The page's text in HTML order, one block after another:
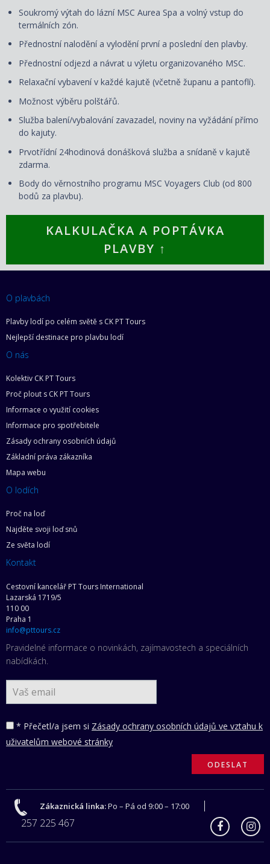
Soukromý výtah do lázní MSC Aurea Spa a volný vstup do
termálních zón.
Přednostní nalodění a vylodění první a poslední den plavby.
Přednostní odjezd a návrat u výletu organizovaného MSC.
Relaxační vybavení v každé kajutě (včetně županu a pantoflí).
Možnost výběru polštářů.
Služba balení/vybalování zavazadel, noviny na vyžádání přímo
do kajuty.
Prvotřídní 24hodinová donášková služba a snídaně v kajutě
zdarma.
Body do věrnostního programu MSC Voyagers Club (od 800
bodů za plavbu).
KALKULAČKA A POPTÁVKA
PLAVBY ↑
O plavbách
Plavby lodí po celém světě s CK PT Tours
Nejlepší destinace pro plavbu lodí
O nás
Kolektiv CK PT Tours
Proč plout s CK PT Tours
Informace o využití cookies
Informace pro spotřebitele
Zásady ochrany osobních údajů
Základní práva zákazníka
Mapa webu
O lodích
Proč na loď
Najděte svoji loď snů
Ze světa lodí
Kontakt
Cestovní kancelář PT Tours International
Lazarská 1719/5
110 00
Praha 1
info@pttours.cz
Pravidelné informace o novinkách, zajímavostech a speciálních
nabídkách.
* Přečetl/a jsem si Zásady ochrany osobních údajů ve vztahu k
uživatelům webové stránky
Zákaznická linka:Po – Pá od 9:00 – 17:00
257 225 467